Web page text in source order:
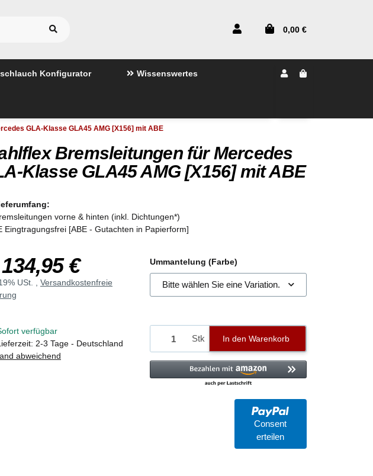
0,00 €
Konfigurator Wissenswertes
GLA-Klasse GLA45 AMG [X156] mit ABE
Bremsleitungen für Mercedes
Klasse GLA45 AMG [X156] mit ABE
vorne & hinten (inkl. Dichtungen*)
Eingtragungsfrei [ABE - Gutachten in Papierform]
134,95 €
USt. , Versandkostenfreie
verfügbar
2-3 Tage - Deutschland
abweichend
Ummantelung (Farbe)
Bitte wählen Sie eine Variation.
Stk In den Warenkorb
Consent
erteilen